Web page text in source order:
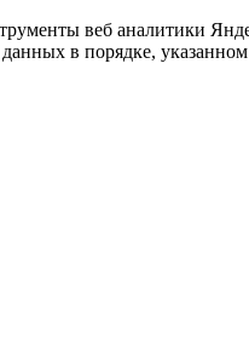
веб аналитики
в порядке,